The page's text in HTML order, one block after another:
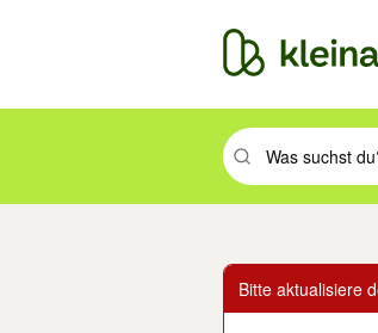
Suchbegriff
Bitte aktualisiere